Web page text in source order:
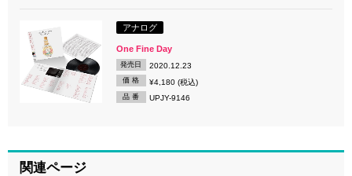
アナログ
One Fine Day
発売日 2020.12.23
価 格 ¥4,180 (税込)
品 番 UPJY-9146
関連ページ